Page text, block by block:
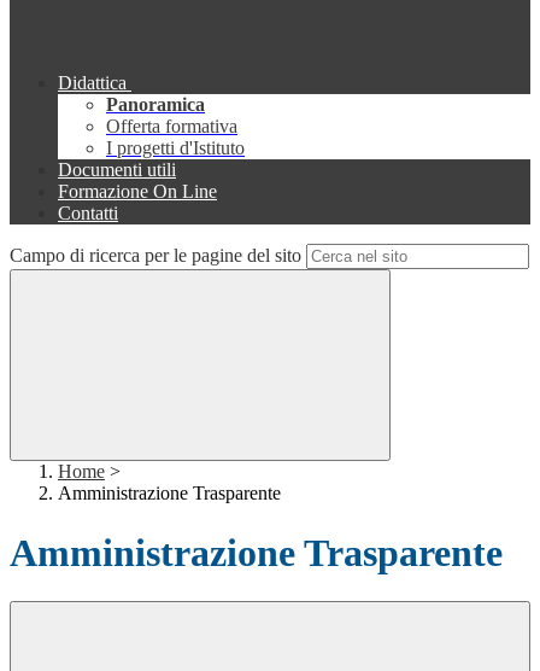
Didattica
Panoramica
Offerta formativa
I progetti d'Istituto
Documenti utili
Formazione On Line
Contatti
Campo di ricerca per le pagine del sito
Home >
Amministrazione Trasparente
Amministrazione Trasparente